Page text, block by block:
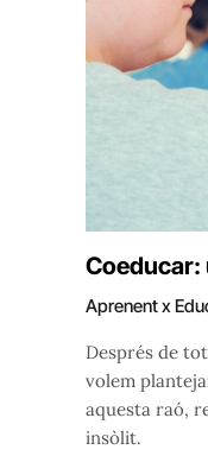
Coeducar:
Aprenent x
Després de
volem
aquesta raó,
insòlit.